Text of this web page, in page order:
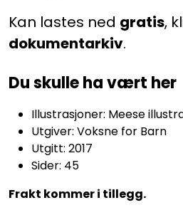
Kan lastes ned gratis,
dokumentarkiv.
Du skulle ha vært her
Illustrasjoner: Meese
Utgiver: Voksne for Barn
Utgitt: 2017
Sider: 45
Frakt kommer i tillegg.